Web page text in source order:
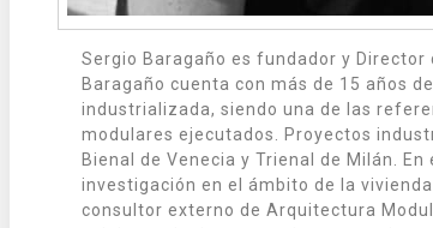
Sergio Baragaño es fundador y
Baragaño cuenta con más de 15 años
industrializada, siendo una de las
modulares ejecutados. Proyectos
Bienal de Venecia y Trienal de Milán.
investigación en el ámbito de la
consultor externo de Arquitectura